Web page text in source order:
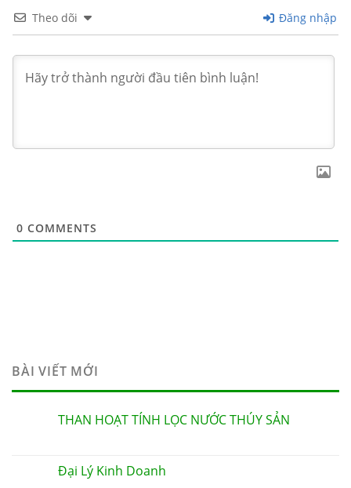
Theo dõi Đăng nhập
0 COMMENTS
BÀI VIẾT MỚI
THAN HOẠT TÍNH LỌC NƯỚC THÚY SẢN
Đại Lý Kinh Doanh